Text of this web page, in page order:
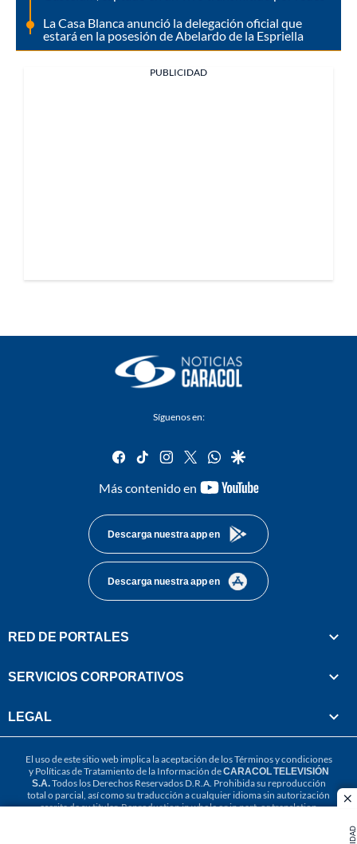
La Casa Blanca anunció la delegación oficial que
estará en la posesión de Abelardo de la Espriella
PUBLICIDAD
Síguenos en:
facebook
tiktok instagram
twitterwhatsapp
google
Más contenido en
youtube-
Descarga nuestra app en
Descarga nuestra app en
RED DE PORTALES
SERVICIOS CORPORATIVOS
LEGAL
El uso de este sitio web implica la aceptación de losTérminos y condiciones
y Políticas de Tratamiento de la Información deCARACOL TELEVISIÓN
S.A.Todos los Derechos Reservados D.R.A. Prohibida su reproducción
total o parcial, así como su traducción a cualquier idioma sin autorización
escrita de su titular. Reproduction in whole or in part, or translation